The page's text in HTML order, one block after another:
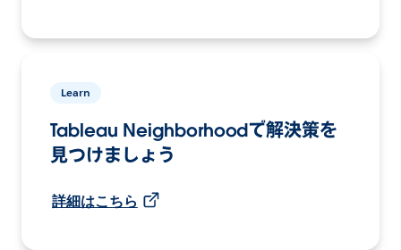
Learn
Tableau Neighborhoodで解決策を
見つけましょう
詳細はこちら